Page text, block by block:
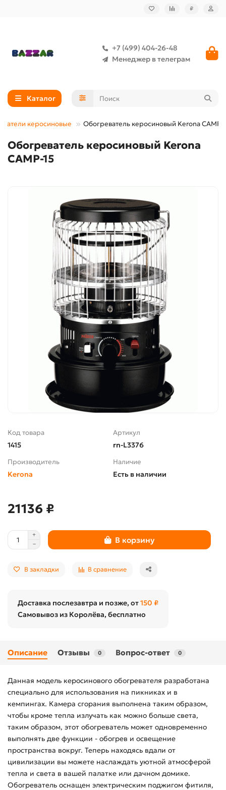
₽
+7 (499) 404-26-48
Менеджер в телеграм
Каталог
керосиновые Обогреватель керосиновый Kerona CAMP-
Обогреватель керосиновый Kerona
CAMP-15
Код товара
1415
Артикул
rn-L3376
Производитель
Kerona
Наличие
Есть в наличии
21136 ₽
В корзину
В закладки В сравнение
Доставка послезавтра и позже, от150 ₽
Самовывоз из Королёва, бесплатно
Описание Отзывы 0 Вопрос-ответ 0
Данная модель керосинового обогревателя разработана
специально для использования на пикниках и в
кемпингах. Камера сгорания выполнена таким образом,
чтобы кроме тепла излучать как можно больше света,
таким образом, этот обогреватель может одновременно
выполнять две функции - обогрев и освещение
пространства вокруг. Теперь находясь вдали от
цивилизации вы можете наслаждать уютной атмосферой
тепла и света в вашей палатке или дачном домике.
Обогреватель оснащен электрическим поджигом фитиля,